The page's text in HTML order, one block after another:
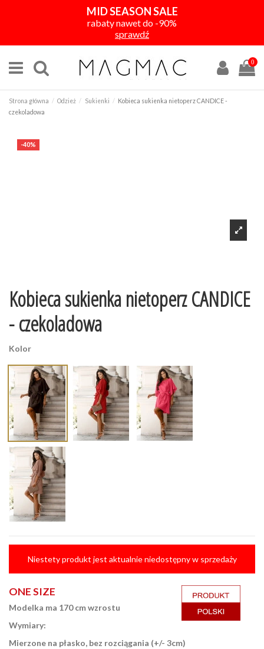
MID SEASON SALE
rabaty nawet do -90%
sprawdź
0
Strona główna Odzież Sukienki
Kobieca sukienka nietoperz CANDICE -
czekoladowa
-40%
Kobieca sukienka nietoperz CANDICE
- czekoladowa
Kolor
Niestety produkt jest aktualnie niedostępny w sprzedaży
ONE SIZE
Modelka ma 170 cm wzrostu
Wymiary:
Mierzone na płasko, bez rozciągania (+/- 3cm)